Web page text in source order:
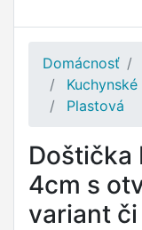
Domácnosť
Plastová
Doštička
4cm s
variant